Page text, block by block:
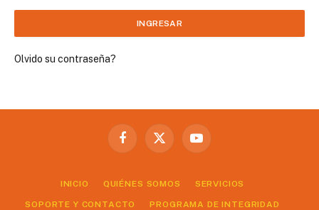
Olvido su contraseña?
Facebook
X
YouTube
INICIO QUIÉNES SOMOS SERVICIOS
SOPORTE Y CONTACTO PROGRAMA DE INTEGRIDAD